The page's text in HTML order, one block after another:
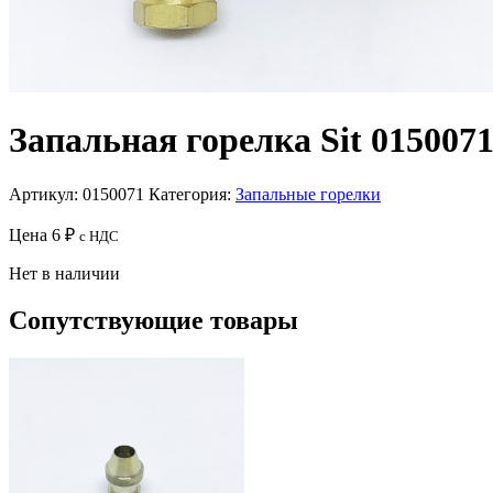
Запальная горелка Sit 0150071
Артикул: 0150071 Категория: Запальные горелки
Цена 6 ₽ с НДС
Нет в наличии
Сопутствующие товары